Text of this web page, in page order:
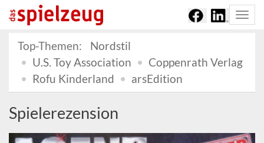
Top-Themen:
Nordstil
U.S. Toy Association
Coppenrath Verlag
Rofu Kinderland
arsEdition
Spielerezension